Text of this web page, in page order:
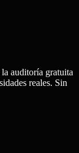
auditoría gratuita
reales. Sin